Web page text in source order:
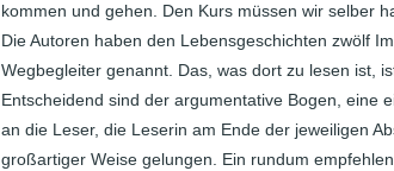
kommen und gehen. Den Kurs müssen wir selber
Die Autoren haben den Lebensgeschichten zwölf
Wegbegleiter genannt. Das, was dort zu lesen ist,
Entscheidend sind der argumentative Bogen, eine
an die Leser, die Leserin am Ende der jeweiligen
großartiger Weise gelungen. Ein rundum